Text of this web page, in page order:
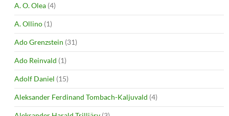
A. O. Olea (4)
A. Ollino (1)
Ado Grenzstein (31)
Ado Reinvald (1)
Adolf Daniel (15)
Aleksander Ferdinand Tombach-Kaljuvald (4)